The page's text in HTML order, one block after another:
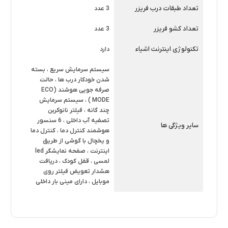
این مدل هستند. همچنین، یخ‌ساز و آبسردکن اتوماتیک با
اتصال مستقیم به آب شهری از مزایای مهم این یخچال محسوب
می‌شوند.
این مدل با ظرفیت مناسب، کشوهای ویژه میوه و سبزیجات،
گردش هوای یکنواخت و کنترل مستقل دمای یخچال و فریزر،
گزینه‌ای عالی برای نگهداری بهداشتی و بلندمدت مواد غذایی
است. استفاده روزانه از
یخچال ساید دوو
بسیار آسان است و
طراحی کاربرپسند آن، تجربه‌ای حرفه‌ای و بی‌دردسر را برای
تعداد طبقات درب فریزر 3 عدد
تعداد کشو فریزر 3 عدد
تکنولوژی اینترنت اشیاء دارد
سایر ویژگی ها
سیستم سرمایش سریع ، بسته
شدن خودکار درب ها ، حالت
صرفه جویی هوشند (ECO
MODE ) ، سیستم سرمایش
چند گانه ، فیلتر نانوکربن
تصفیه آب داخلی ، 6 سنسور
هوشمند کنترل دما ، کنترل دما
و یخچال با گوشی از طریق
اینترنت ، صفحه نمایشگر led
لمسی ، قفل کودک ، دریافت
هشدار تعویض فیلتر روی
موبایل ، دارای مینی بار داخلی